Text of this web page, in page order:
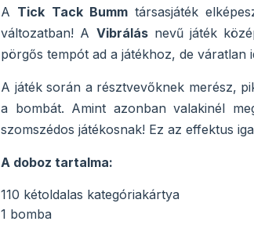
A Tick Tack Bummtársasjáték
változatban! A Vibrálásnevű játék
pörgős tempót ad a játékhoz, de
A játék során a résztvevőknek merész,
a bombát. Amint azonban valakinél
szomszédos játékosnak! Ez az effektus
A doboz tartalma:
110 kétoldalas kategóriakártya
1 bomba